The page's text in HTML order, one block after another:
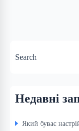
Search
Недавні
Який буває